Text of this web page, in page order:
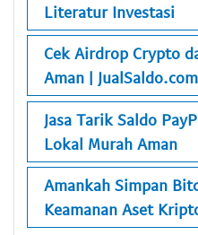
Literatur Investasi
Cek Airdrop Crypto
Aman | JualSaldo.com
Jasa Tarik Saldo
Lokal Murah Aman
Amankah Simpan
Keamanan Aset